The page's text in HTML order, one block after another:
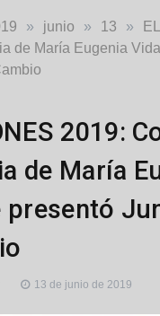
» junio » 13 »
de María Eugenia
2019:
de María
presentó
13 de junio de 2019